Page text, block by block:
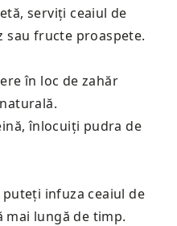
serviți ceaiul de
sau fructe proaspete.
în loc de zahăr
înlocuiți pudra de
infuza ceaiul de
mai lungă de timp.